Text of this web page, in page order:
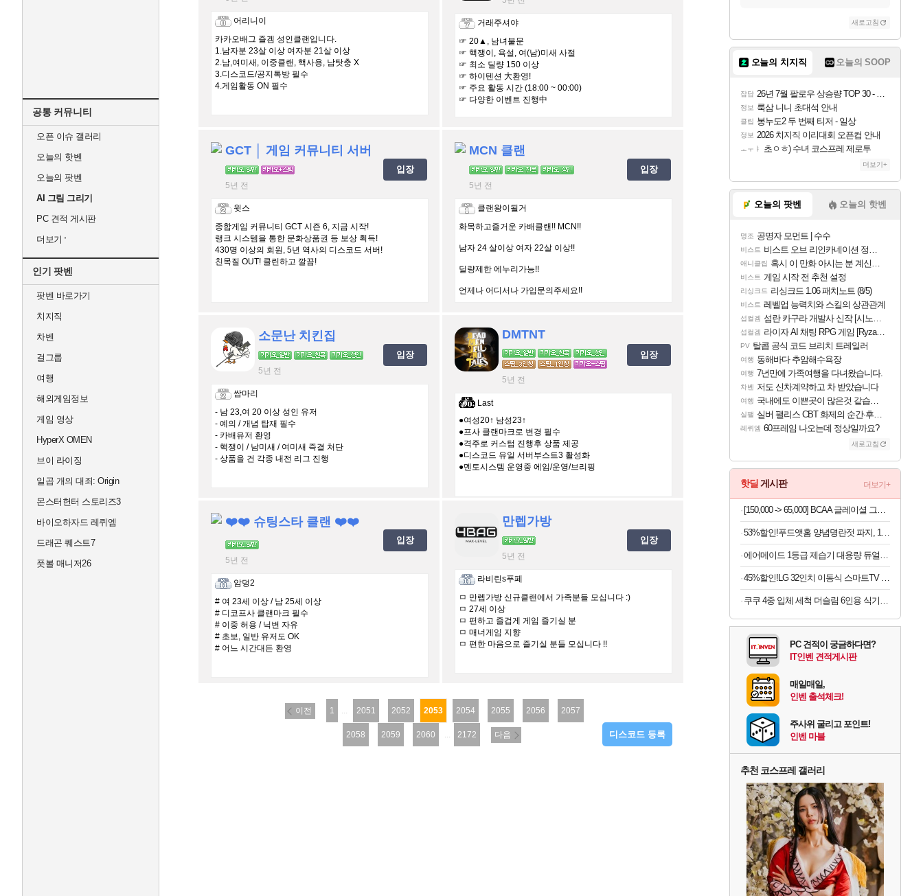
공통 커뮤니티
오픈 이슈 갤러리
오늘의 핫벤
오늘의 팟벤
AI 그림 그리기
PC 견적 게시판
더보기
인기 팟벤
팟벤 바로가기
치지직
차벤
걸그룹
여행
해외게임정보
게임 영상
HyperX OMEN
브이 라이징
일곱 개의 대죄: Origin
몬스터헌터 스토리즈3
바이오하자드 레퀴엠
드래곤 퀘스트7
풋볼 매니저26
어리니이
카카오배그 즐겜 성인클랜입니다.
1.남자분 23살 이상 여자분 21살 이상
2.남,여미새, 이중클랜, 핵사용, 남탓충 X
3.디스코드/공지톡방 필수
4.게임활동 ON 필수
거래주셔야
☞ 20▲, 남녀불문
☞ 핵쟁이, 욕설, 여(남)미새 사절
☞ 최소 딜량 150 이상
☞ 하이텐션 大환영!
☞ 주요 활동 시간 (18:00 ~ 00:00)
☞ 다양한 이벤트 진행中
GCT │ 게임 커뮤니티 서버
5년 전
입장
윗스
종합게임 커뮤니티 GCT 시즌 6, 지금 시작!
랭크 시스템을 통한 문화상품권 등 보상 획득!
430명 이상의 회원, 5년 역사의 디스코드 서버!
친목질 OUT! 클린하고 깔끔!
MCN 클랜
5년 전
입장
클랜왕이될거
화목하고즐거운 카배클랜!! MCN!!
남자 24 살이상 여자 22살 이상!!
딜량제한 에누리가능!!
언제나 어디서나 가입문의주세요!!
소문난 치킨집
5년 전
입장
쌈마리
- 남 23,여 20 이상 성인 유저
- 예의 / 개념 탑재 필수
- 카배유저 환영
- 핵쟁이 / 남미새 / 여미새 즉결 처단
- 상품을 건 각종 내전 리그 진행
DMTNT
5년 전
입장
Last
●여성20↑ 남성23↑
●프사 클랜마크로 변경 필수
●격주로 커스텀 진행후 상품 제공
●디스코드 유일 서버부스트3 활성화
●멘토시스템 운영중 에임/운영/브리핑
❤️❤️ 슈팅스타 클랜 ❤️❤️
5년 전
입장
암덩2
# 여 23세 이상 / 남 25세 이상
# 디코프사 클랜마크 필수
# 이중 허용 / 닉변 자유
# 초보, 일반 유저도 OK
# 어느 시간대든 환영
만렙가방
5년 전
입장
라비린s푸페
ㅁ 만렙가방 신규클랜에서 가족분들 모십니다 :)
ㅁ 27세 이상
ㅁ 편하고 즐겁게 게임 즐기실 분
ㅁ 매너게임 지향
ㅁ 편한 마음으로 즐기실 분들 모십니다 !!
이전 1 ... 2051 2052 2053 2054 2055 2056 2057
2058 2059 2060 ... 2172 다음 디스코드 등록
새로고침
오늘의 치지직 오늘의 SOOP
잡담 26년 7월 팔로우 상승량 TOP 30 - 월간 치지직
정보 룩삼 니니 초대석 안내
클립 봉누도2 두 번째 티저 - 일상
정보 2026 치지직 이리대회 오픈컵 안내
ㅗㅜㅑ 초ㅇㅎ) 수녀 코스프레 제로투
더보기+
오늘의 팟벤 오늘의 핫벤
명조 공명자 모먼트 | 수수
비스트 비스트 오브 리인카네이션 정보/공략글 모음
애니클립 혹시 이 만화 아시는 분 계신가요
비스트 게임 시작 전 추천 설정
리싱크드 리싱크드 1.06 패치노트 (8/5)
비스트 레벨업 능력치와 스킬의 상관관계
섭컬겜 섬란 카구라 개발사 신작 [시노비 넥서스] 연내 출시 예정
섭컬겜 라이자 AI 채팅 RPG 게임 [RyzaChat: AI] 공개
PV 탈콥 공식 코드 브리치 트레일러
여행 동해바다 추암해수욕장
여행 7년만에 가족여행을 다녀왔습니다.
차벤 저도 신차계약하고 차 받았습니다
여행 국내에도 이쁜곳이 많은것 같습니다
실팰 실버 팰리스 CBT 화제의 순간·후기 모음
레퀴엠 60프레임 나오는데 정상일까요?
새로고침
핫딜 게시판 더보기+
[150,000 -> 65,000] BCAA 글레이셜 그레이프 745g x 2개
53%할인!푸드앳홈 양념명란젓 파지, 1kg, 1개
에어메이드 1등급 제습기 대용량 듀얼 냉각 살균 제습 2000D
45%할인!LG 32인치 이동식 스마트TV 모니터 스탠드 세트 삼탠바이미 스탠바이미
쿠쿠 4중 입체 세척 더슬림 6인용 식기세척기 CDW-D0620TWE
PC 견적이 궁금하다면?
IT인벤 견적게시판
매일매일,
인벤 출석체크!
주사위 굴리고 포인트!
인벤 마블
추천 코스프레 갤러리